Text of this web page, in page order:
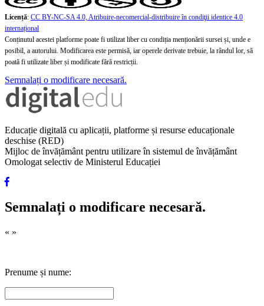
Licență: CC BY-NC-SA 4.0, Atribuire-necomercial-distribuire în condiţii identice 4.0
internațional
Conținutul acestei platforme poate fi utilizat liber cu condiția menționării sursei și, unde e
posibil, a autorului. Modificarea este permisă, iar operele derivate trebuie, la rândul lor, să
poată fi utilizate liber și modificate fără restricții.
Semnalați o modificare necesară.
Educație digitală cu aplicații, platforme și resurse educaționale
deschise (RED)
Mijloc de învățământ pentru utilizare în sistemul de învățământ
Omologat selectiv de Ministerul Educației
Semnalați o modificare necesară.
« »
Prenume și nume: